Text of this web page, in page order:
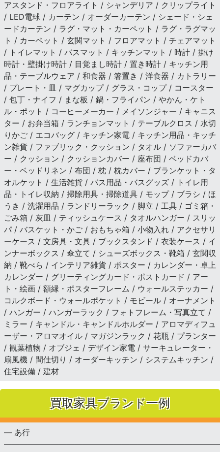
アスタンド・フロアライト / シャンデリア / クリップライト
/ LED電球 / カーテン / オーダーカーテン / シェード・シェ
ードカーテン / ラグ・マット・カーペット / ラグ・ラグマッ
ト / カーペット / 玄関マット / フロアマット / チェアマット
/ トイレマット / バスマット / キッチンマット / 時計 / 掛け
時計・壁掛け時計 / 目覚まし時計 / 置き時計 / キッチン用
品・テーブルウェア / 和食器 / 箸置き / 洋食器 / カトラリー
/ プレート・皿 / マグカップ / グラス・コップ / コースター
/ 包丁・ナイフ / まな板 / 鍋・フライパン / やかん・ケト
ル・ポット / コーヒーメーカー / メイソンジャー / キャニス
ター / お弁当箱 / ランチョンマット / テーブルクロス / 水切
りかご / エコバッグ / キッチン家電 / キッチン用品・キッチ
ン雑貨 / ファブリック・クッション / タオル / ソファーカバ
ー / クッション / クッションカバー / 座布団 / ベッドカバ
ー・ベッドリネン / 布団 / 枕 / 枕カバー / ブランケット・タ
オルケット / 生活雑貨 / バス用品・バスグッズ / トイレ用
品・トイレ収納 / 掃除用具・掃除道具 / モップ / ブラシ / ほ
うき / 洗濯用品 / ランドリーラック / 脚立 / 工具 / ゴミ箱・
ごみ箱 / 灰皿 / ティッシュケース / タオルハンガー / スリッ
パ / バスケット・かご / おもちゃ箱 / 小物入れ / アクセサリ
ーケース / 文房具・文具 / ブックスタンド / 衣装ケース / イ
ンナーボックス / 傘立て / シューズボックス・靴箱 / 玄関収
納 / 靴べら / インテリア雑貨 / ポスター / カレンダー・卓上
カレンダー / グリーティングカード・ポストカード / アー
ト・絵画 / 額縁・ポスターフレーム / ウォールステッカー /
コルクボード・ウォールポケット / モビール / オーナメント
/ ハンガー / ハンガーラック / フォトフレーム・写真立て /
ミラー / キャンドル・キャンドルホルダー / アロマディフュ
ーザー・アロマオイル / マガジンラック / 花瓶 / プランター
/ 観葉植物 / オブジェ / デザイン家電 / サーキュレーター・
扇風機 / 間仕切り / オーダーキッチン / システムキッチン /
住宅設備 / 建材
買取家具ブランド一例
— あ行